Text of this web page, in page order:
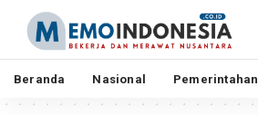
Beranda Nasional Pemerintahan